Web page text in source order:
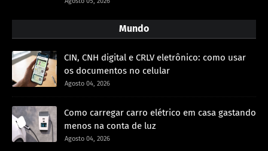
Mundo
CIN, CNH digital e CRLV eletrônico: como usar
os documentos no celular
Agosto 04, 2026
Como carregar carro elétrico em casa gastando
menos na conta de luz
Agosto 04, 2026